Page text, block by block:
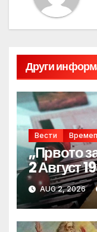
Други
Вести
„Првото
2 Август
AUG 2, 2026